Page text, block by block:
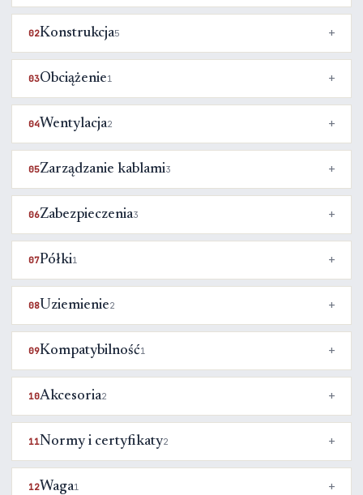
02Konstrukcja5
03Obciążenie1
04Wentylacja2
05Zarządzanie kablami3
06Zabezpieczenia3
07Półki1
08Uziemienie2
09Kompatybilność1
10Akcesoria2
11Normy i certyfikaty2
12Waga1